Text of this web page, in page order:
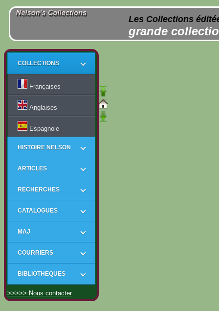
Les Collections
grande
COLLECTIONS
Françaises
Anglaises
Espagnole
HISTOIRE NELSON
ARTICLES
RECHERCHES
CATALOGUES
MAJ
COURRIERS
BIBLIOTHEQUES
>>>>> Nous contacter